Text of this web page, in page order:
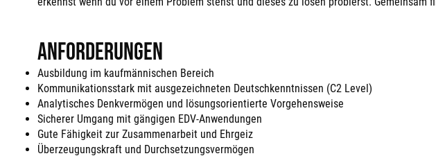
Anforderungen
Ausbildung im kaufmännischen Bereich
Kommunikationsstark mit ausgezeichneten Deutschkenntnissen (C2 Level)
Analytisches Denkvermögen und lösungsorientierte Vorgehensweise
Sicherer Umgang mit gängigen EDV-Anwendungen
Gute Fähigkeit zur Zusammenarbeit und Ehrgeiz
Überzeugungskraft und Durchsetzungsvermögen